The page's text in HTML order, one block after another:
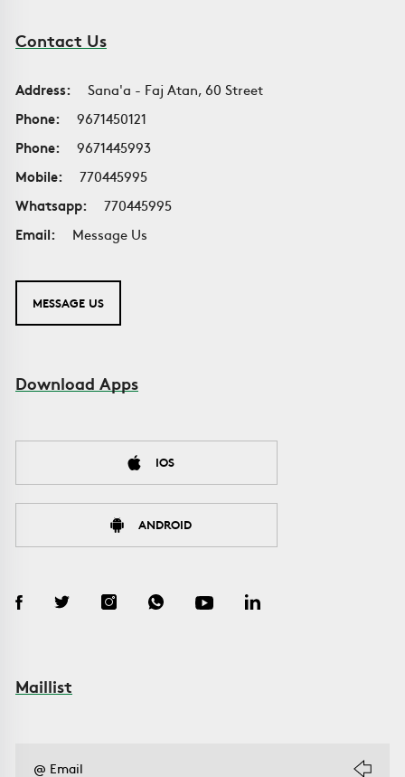
Contact Us
Address:
Sana'a - Faj Atan, 60 Street
Phone:
9671450121
Phone:
9671445993
Mobile:
770445995
Whatsapp:
770445995
Email:
Message Us
MESSAGE US
Download Apps
IOS
ANDROID
Maillist